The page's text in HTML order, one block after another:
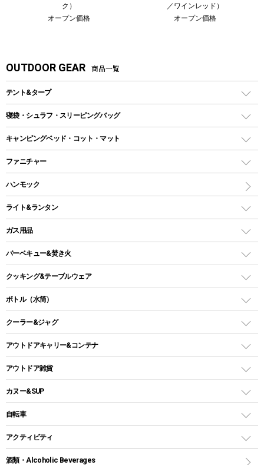
ク）
オープン価格
／ワインレッド）
オープン価格
OUTDOOR GEAR 商品一覧
テント&タープ
テント
ツールームテント
ワンポールテント
シェルターテント
ロッジ型・オリジナルテント
タープ
スクエアタープ（レクタタープ）
メッシュタープ
自立式タープ
パラソル
テントアクセサリー
ペグ
グランドシート
ガイドロープ
ツール
寝袋・シュラフ・スリーピングバッグ
レクタングラー型（封筒型）シュラフ
インナーシュラフ
キャンピングベッド・コット・マット
キャンピングベッド・コット
インフレータブルマット
ファニチャー
アウトドアテーブル
レジャーシート
ハンモック
ライト&ランタン
LEDランタン
ガスランタン
オイルランタン
LEDライト
ヘッドライト
キャンドル
ガス用品
ガスバーナー
ガス缶
ガストーチ、ライター
バーベキュー&焚き火
バーベキューコンロ、グリル
焚き火台タイプ（ロースタイル）グリル
卓上タイプグリル
パーティータイプグリル
鉄板、アミ
焚き火台&ストーブ
火起こし
クッキング&テーブルウェア
ダッチオーブン
ホットサンドメーカー
クッカーセット
シェラカップ
クッキングツール
ナイフ
ボトル（水筒）
ステンレスボトル
コップ付きタイプ
ワンタッチタイプ
プラスチックボトル
ディズニーボトル
クーラー&ジャグ
クーラーボックス
クーラーバッグ
ウォータージャグ
保冷剤
アウトドアキャリー&コンテナ
アウトドアキャリー
アウトドア雑貨
バックパック&バッグ
リュック、バックパック
トートバッグ、サコッシュ
ショッピングキャリー
カヌー&SUP
インフレータブル
カヤック
自転車
折りたたみ自転車
スポーツサイクル
アクティビティ
マリン
酒類・Alcoholic Beverages